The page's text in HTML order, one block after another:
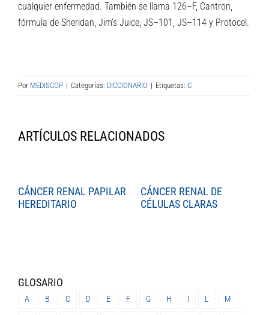
cualquier enfermedad. También se llama 126–F, Cantron,
fórmula de Sheridan, Jim’s Juice, JS–101, JS–114 y Protocel.
Por MEDISCOP | Categorías: DICCIONARIO | Etiquetas: C
ARTÍCULOS RELACIONADOS
CÁNCER RENAL PAPILAR
HEREDITARIO
CÁNCER RENAL DE
CÉLULAS CLARAS
GLOSARIO
A B C D E F G H I L M